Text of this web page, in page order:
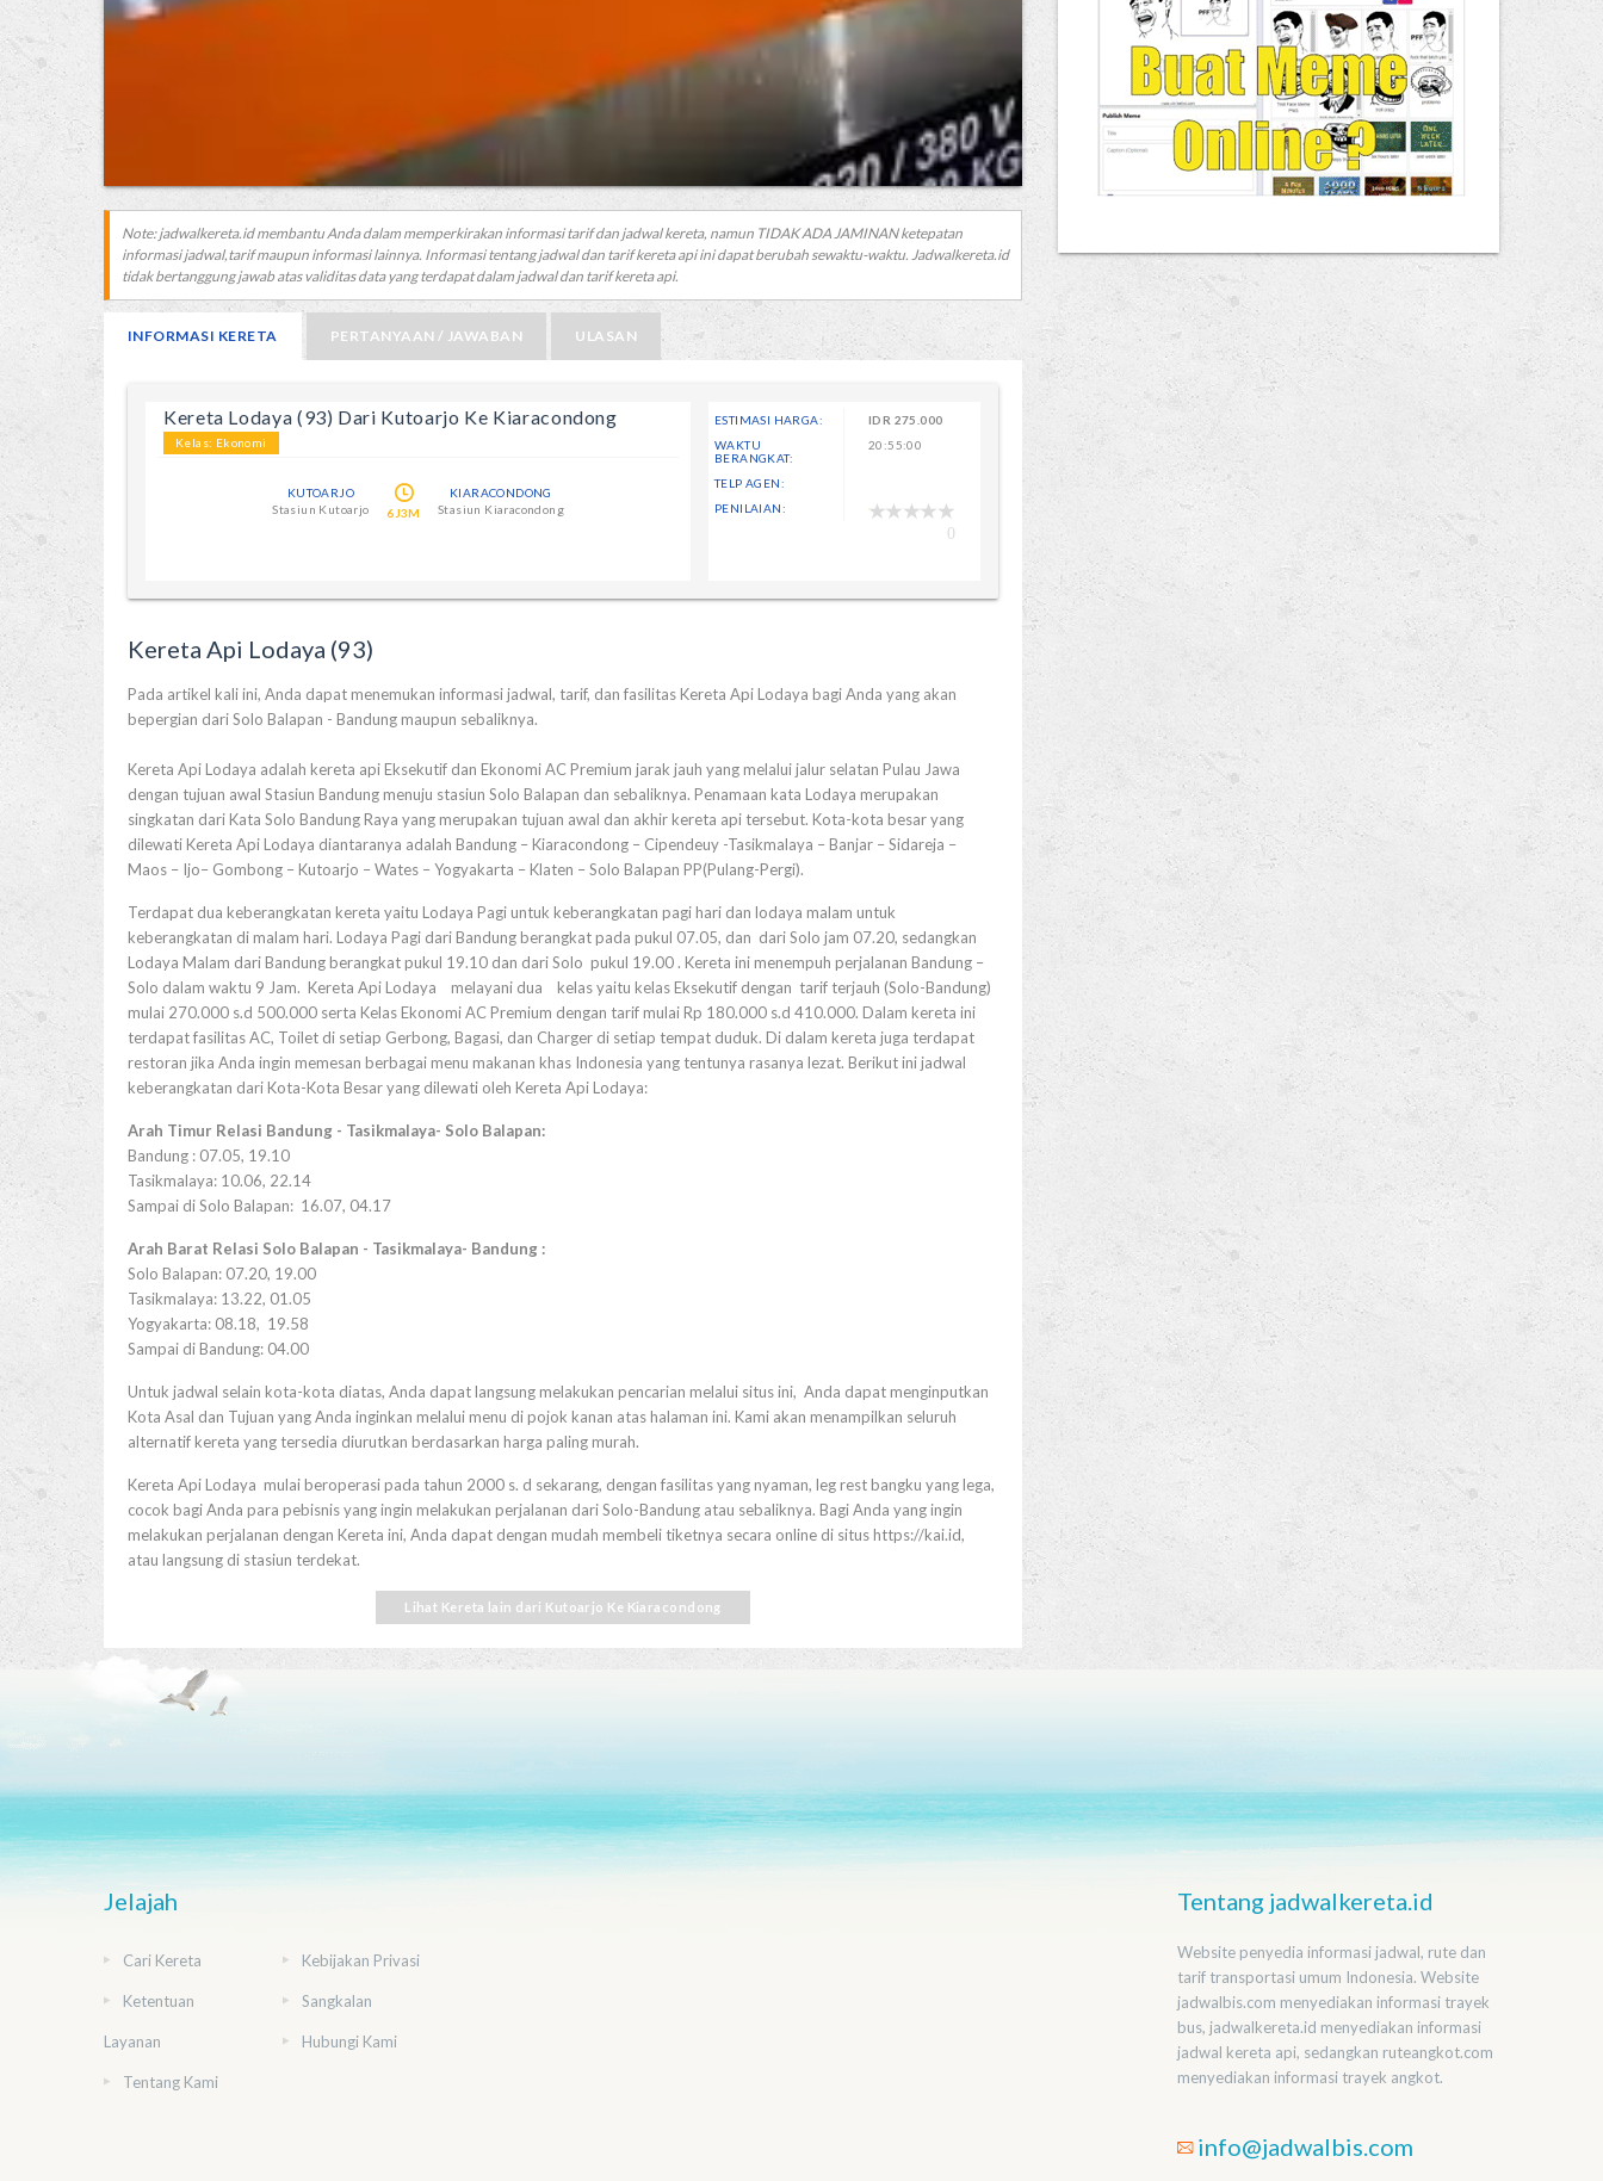
Note: jadwalkereta.id membantu Anda dalam memperkirakan informasi tarif dan jadwal kereta, namun TIDAK ADA JAMINAN ketepatan
informasi jadwal,tarif maupun informasi lainnya. Informasi tentang jadwal dan tarif kereta api ini dapat berubah sewaktu-waktu. Jadwalkereta.id
tidak bertanggung jawab atas validitas data yang terdapat dalam jadwal dan tarif kereta api.
INFORMASI KERETA PERTANYAAN / JAWABAN ULASAN
Kereta Lodaya (93) Dari Kutoarjo Ke Kiaracondong
Kelas: Ekonomi
KUTOARJO
Stasiun Kutoarjo
6J3M
KIARACONDONG
Stasiun Kiaracondong
ESTIMASI HARGA: IDR 275.000
WAKTU
BERANGKAT:
20:55:00
TELP AGEN:
PENILAIAN:
0
Kereta Api Lodaya (93)
Pada artikel kali ini, Anda dapat menemukan informasi jadwal, tarif, dan fasilitas Kereta Api Lodaya bagi Anda yang akan
bepergian dari Solo Balapan - Bandung maupun sebaliknya.
Kereta Api Lodaya adalah kereta api Eksekutif dan Ekonomi AC Premium jarak jauh yang melalui jalur selatan Pulau Jawa
dengan tujuan awal Stasiun Bandung menuju stasiun Solo Balapan dan sebaliknya. Penamaan kata Lodaya merupakan
singkatan dari Kata Solo Bandung Raya yang merupakan tujuan awal dan akhir kereta api tersebut. Kota-kota besar yang
dilewati Kereta Api Lodaya diantaranya adalah Bandung – Kiaracondong – Cipendeuy -Tasikmalaya – Banjar – Sidareja –
Maos – Ijo– Gombong – Kutoarjo – Wates – Yogyakarta – Klaten – Solo Balapan PP(Pulang-Pergi).
Terdapat dua keberangkatan kereta yaitu Lodaya Pagi untuk keberangkatan pagi hari dan lodaya malam untuk
keberangkatan di malam hari. Lodaya Pagi dari Bandung berangkat pada pukul 07.05, dan dari Solo jam 07.20, sedangkan
Lodaya Malam dari Bandung berangkat pukul 19.10 dan dari Solo pukul 19.00 . Kereta ini menempuh perjalanan Bandung –
Solo dalam waktu 9 Jam. Kereta Api Lodaya melayani dua kelas yaitu kelas Eksekutif dengan tarif terjauh (Solo-Bandung)
mulai 270.000 s.d 500.000 serta Kelas Ekonomi AC Premium dengan tarif mulai Rp 180.000 s.d 410.000. Dalam kereta ini
terdapat fasilitas AC, Toilet di setiap Gerbong, Bagasi, dan Charger di setiap tempat duduk. Di dalam kereta juga terdapat
restoran jika Anda ingin memesan berbagai menu makanan khas Indonesia yang tentunya rasanya lezat. Berikut ini jadwal
keberangkatan dari Kota-Kota Besar yang dilewati oleh Kereta Api Lodaya:
Arah Timur Relasi Bandung - Tasikmalaya- Solo Balapan:
Bandung : 07.05, 19.10
Tasikmalaya: 10.06, 22.14
Sampai di Solo Balapan: 16.07, 04.17
Arah Barat Relasi Solo Balapan - Tasikmalaya- Bandung :
Solo Balapan: 07.20, 19.00
Tasikmalaya: 13.22, 01.05
Yogyakarta: 08.18, 19.58
Sampai di Bandung: 04.00
Untuk jadwal selain kota-kota diatas, Anda dapat langsung melakukan pencarian melalui situs ini, Anda dapat menginputkan
Kota Asal dan Tujuan yang Anda inginkan melalui menu di pojok kanan atas halaman ini. Kami akan menampilkan seluruh
alternatif kereta yang tersedia diurutkan berdasarkan harga paling murah.
Kereta Api Lodaya mulai beroperasi pada tahun 2000 s. d sekarang, dengan fasilitas yang nyaman, leg rest bangku yang lega,
cocok bagi Anda para pebisnis yang ingin melakukan perjalanan dari Solo-Bandung atau sebaliknya. Bagi Anda yang ingin
melakukan perjalanan dengan Kereta ini, Anda dapat dengan mudah membeli tiketnya secara online di situs https://kai.id,
atau langsung di stasiun terdekat.
Lihat Kereta lain dari Kutoarjo Ke Kiaracondong
Jelajah
Cari Kereta Kebijakan Privasi
Ketentuan
Layanan
Sangkalan
Hubungi Kami
Tentang Kami
Tentang jadwalkereta.id
Website penyedia informasi jadwal, rute dan
tarif transportasi umum Indonesia. Website
jadwalbis.com menyediakan informasi trayek
bus, jadwalkereta.id menyediakan informasi
jadwal kereta api, sedangkan ruteangkot.com
menyediakan informasi trayek angkot.
info@jadwalbis.com